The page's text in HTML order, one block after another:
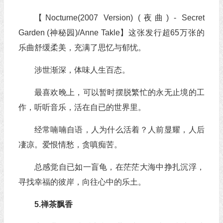
【Nocturne(2007 Version) (夜曲) - Secret
Garden (神秘园)/Anne Takle】这张发行超65万张的
乐曲舒缓柔美，充满了思忆与郁忧。
涉世渐深，体味人生百态。
最喜欢晚上，可以暂时摆脱繁忙的永无止境的工
作，听听音乐，活在自已的世界里。
经常喃喃自语，人为什么活着？人前显耀，人后
凄凉。爱恨情愁，贪嗔痴苦。
总感觉自已如一盲龟，在茫茫大海中挣扎沉浮，
寻找幸福的彼岸，向往心中的乐土。
5.禅茶飘香